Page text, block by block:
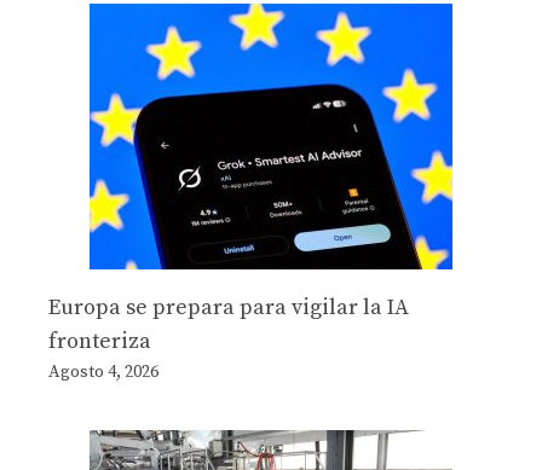
Europa se prepara para vigilar la IA
fronteriza
Agosto 4, 2026